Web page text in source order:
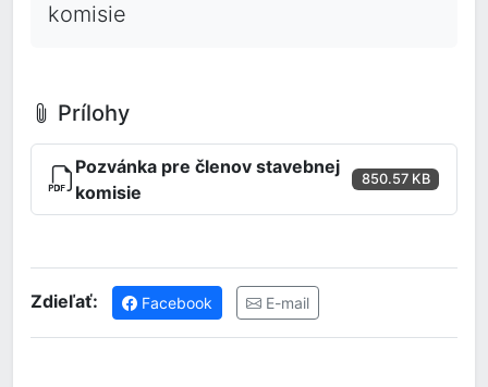
komisie
Prílohy
Pozvánka pre členov stavebnej
komisie
850.57 KB
Zdieľať: Facebook E-mail